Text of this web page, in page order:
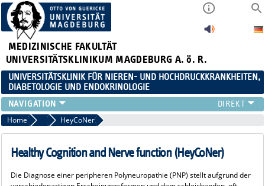
MEDIZINISCHE FAKULTÄT
UNIVERSITÄTSKLINIKUM MAGDEBURG A. ö. R.
UNIVERSITÄTSKLINIK FÜR NIEREN- UND HOCHDRUCKKRANKHEITEN,
DIABETOLOGIE UND ENDOKRINOLOGIE
KLINIK
FORSCHUNG
LEHRE
KARRIERE
Home ForschungHeyCoNer
Healthy Cognition and Nerve function (HeyCoNer)
Die Diagnose einer peripheren Polyneuropathie (PNP) stellt aufgrund der